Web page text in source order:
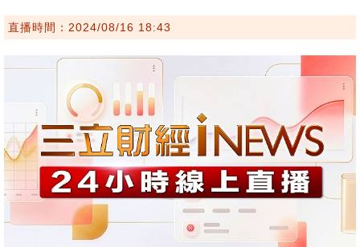
直播時間：2024/08/16 18:43